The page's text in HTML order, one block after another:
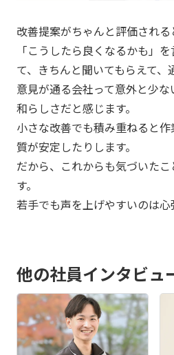
改善提案がちゃんと評価される
「こうしたら良くなるかも」
て、きちんと聞いてもらえて、
意見が通る会社って意外と少
和らしさだと感じます。
小さな改善でも積み重ねると
質が安定したりします。
だから、これからも気づいた
す。
若手でも声を上げやすいのは心
他の社員インタビュ